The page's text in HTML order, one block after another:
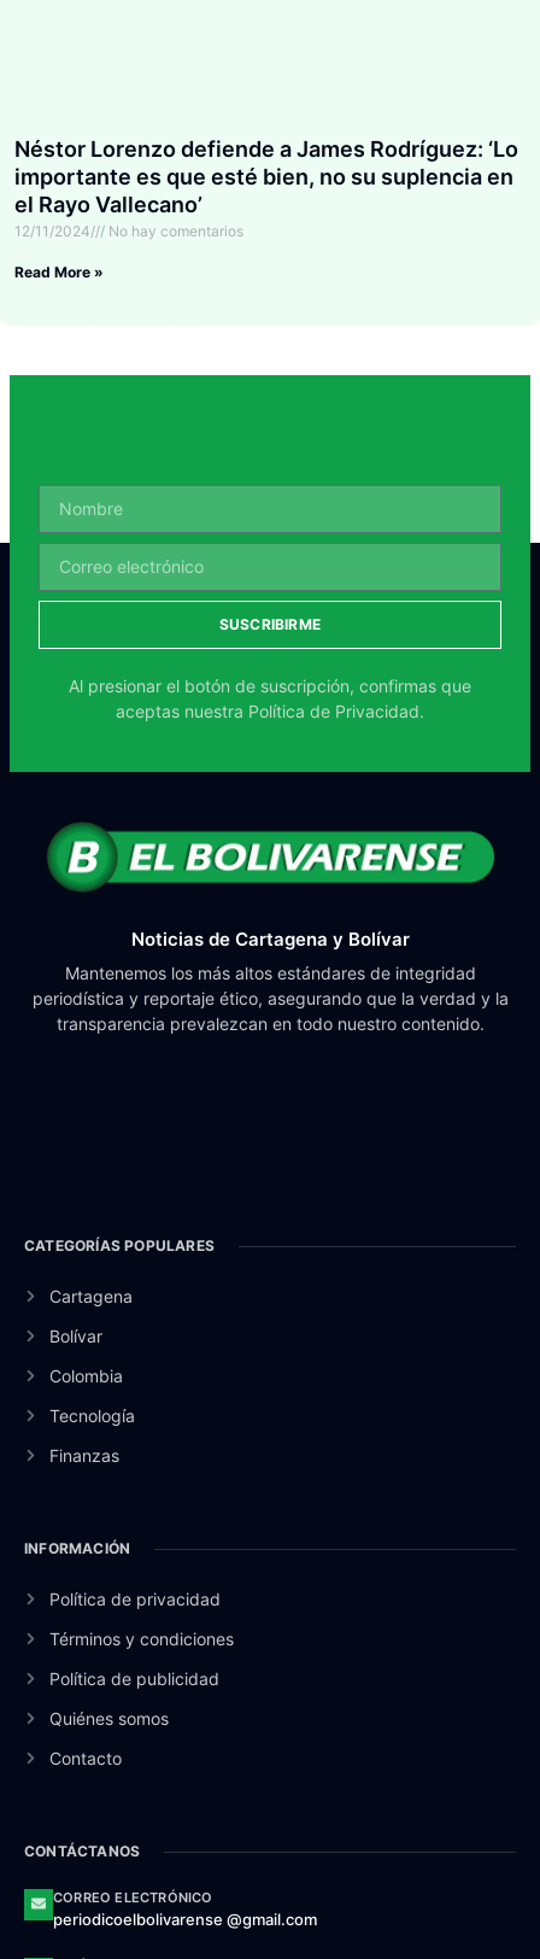
Néstor Lorenzo defiende a James Rodríguez: ‘Lo
importante es que esté bien, no su suplencia en
el Rayo Vallecano’
12/11/2024 No hay comentarios
Read More »
SUSCRIBIRME
Al presionar el botón de suscripción, confirmas que
aceptas nuestra Política de Privacidad.
Noticias de Cartagena y Bolívar
Mantenemos los más altos estándares de integridad
periodística y reportaje ético, asegurando que la verdad y la
transparencia prevalezcan en todo nuestro contenido.
CATEGORÍAS POPULARES
Cartagena
Bolívar
Colombia
Tecnología
Finanzas
INFORMACIÓN
Política de privacidad
Términos y condiciones
Política de publicidad
Quiénes somos
Contacto
CONTÁCTANOS
CORREO ELECTRÓNICO
periodicoelbolivarense @gmail.com